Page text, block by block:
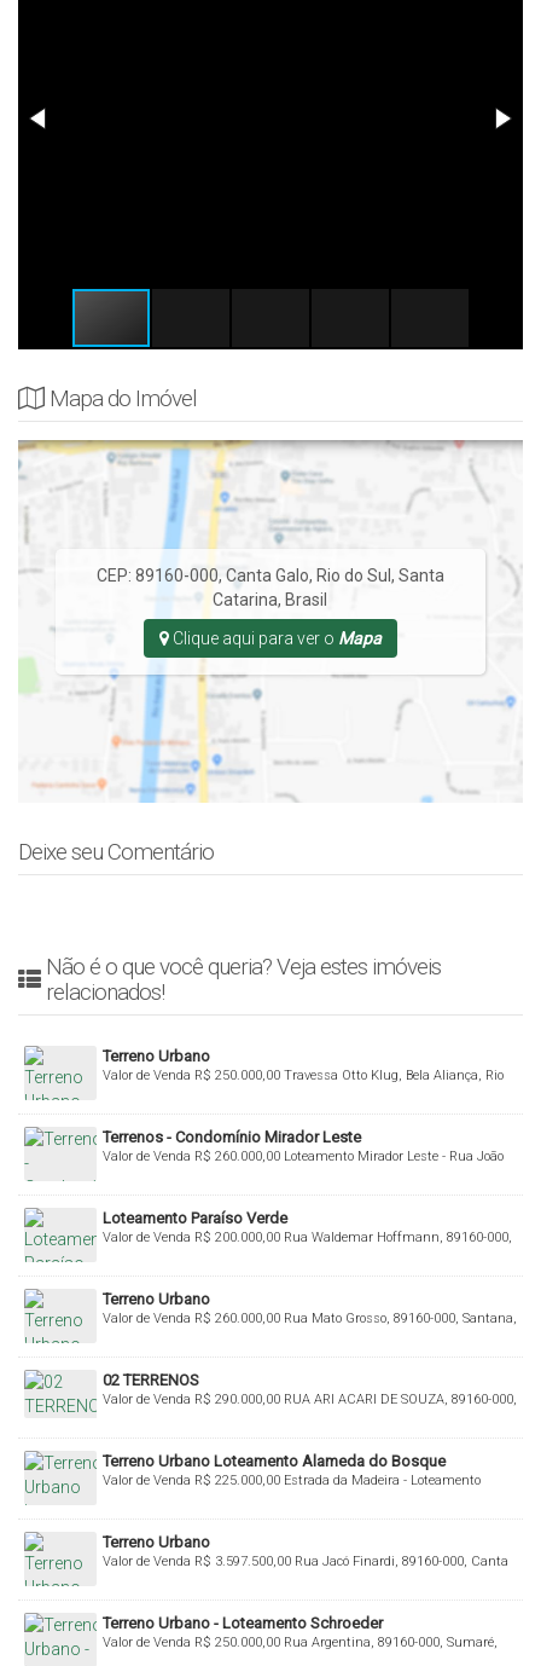
Mapa do Imóvel
CEP: 89160-000, Canta Galo, Rio do Sul , Santa
Catarina, Brasil
Clique aqui para ver o Mapa
Deixe seu Comentário
Não é o que você queria? Veja estes imóveis
relacionados!
Terreno Urbano
R$ 250.000,00
Valor de Venda
Travessa Otto Klug, Bela Aliança, Rio
Terrenos - Condomínio Mirador Leste
R$ 260.000,00
Valor de Venda
Loteamento Mirador Leste - Rua João
Brasil
Loteamento Paraíso Verde
R$ 200.000,00
Valor de Venda
Rua Waldemar Hoffmann, 89160-000,
Terreno Urbano
R$ 260.000,00
Valor de Venda
Rua Mato Grosso, 89160-000, Santana,
02 TERRENOS
R$ 290.000,00
Valor de Venda
RUA ARI ACARI DE SOUZA, 89160-000,
Terreno Urbano Loteamento Alameda do Bosque
R$ 225.000,00
Valor de Venda
Estrada da Madeira - Loteamento
Brasil
Terreno Urbano
R$ 3.597.500,00
Valor de Venda
Rua Jacó Finardi, 89160-000, Canta
Terreno Urbano - Loteamento Schroeder
R$ 250.000,00
Valor de Venda
Rua Argentina, 89160-000, Sumaré,